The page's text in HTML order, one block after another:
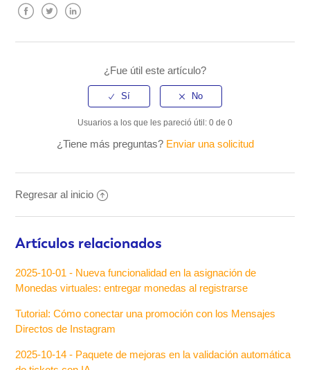
¿Fue útil este artículo?
Usuarios a los que les pareció útil: 0 de 0
¿Tiene más preguntas? Enviar una solicitud
Regresar al inicio
Artículos relacionados
2025-10-01 - Nueva funcionalidad en la asignación de
Monedas virtuales: entregar monedas al registrarse
Tutorial: Cómo conectar una promoción con los Mensajes
Directos de Instagram
2025-10-14 - Paquete de mejoras en la validación automática